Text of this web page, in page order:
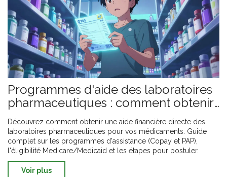
Programmes d'aide des laboratoires
pharmaceutiques : comment obtenir
une aide directe
Découvrez comment obtenir une aide financière directe des
laboratoires pharmaceutiques pour vos médicaments. Guide
complet sur les programmes d'assistance (Copay et PAP),
l'éligibilité Medicare/Medicaid et les étapes pour postuler.
Voir plus